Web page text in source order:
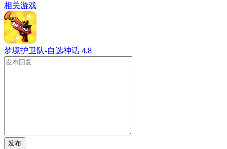
相关游戏
梦境护卫队-自选神话 4.8
发布